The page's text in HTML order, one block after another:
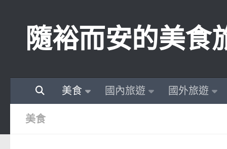
隨裕而安的美食
美食 國內旅遊 國外旅遊
美食